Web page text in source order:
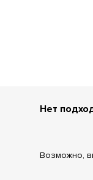
Нет
Возможно,